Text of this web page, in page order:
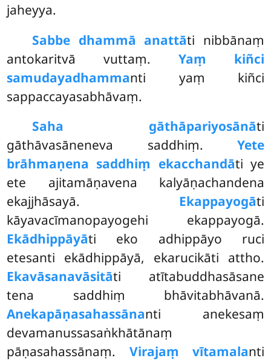
jaheyya.
Sabbe dhammā anattāti nibbānaṃ
antokaritvā vuttaṃ. Yaṃ kiñci
samudayadhammanti yaṃ kiñci
sappaccayasabhāvaṃ.
Saha gāthāpariyosānāti
gāthāvasāneneva saddhiṃ. Yete
brāhmaṇena saddhiṃ ekacchandāti ye
ete ajitamāṇavena kalyāṇachandena
ekajjhāsayā. Ekappayogāti
kāyavacīmanopayogehi ekappayogā.
Ekādhippāyāti eko adhippāyo ruci
etesanti ekādhippāyā, ekarucikāti attho.
Ekavāsanavāsitāti atītabuddhasāsane
tena saddhiṃ bhāvitabhāvanā.
Anekapāṇasahassānanti anekesaṃ
devamanussasaṅkhātānaṃ
pāṇasahassānaṃ. Virajaṃ vītamalanti